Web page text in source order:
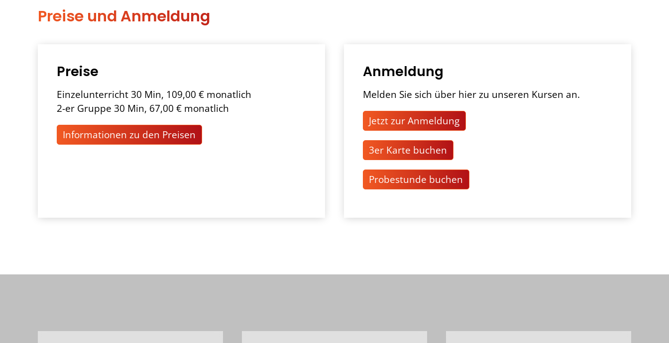
Preise und Anmeldung
Preise
Einzelunterricht 30 Min, 109,00 € monatlich
2-er Gruppe 30 Min, 67,00 € monatlich
Informationen zu den Preisen
Anmeldung
Melden Sie sich über hier zu unseren Kursen an.
Jetzt zur Anmeldung
3er Karte buchen
Probestunde buchen